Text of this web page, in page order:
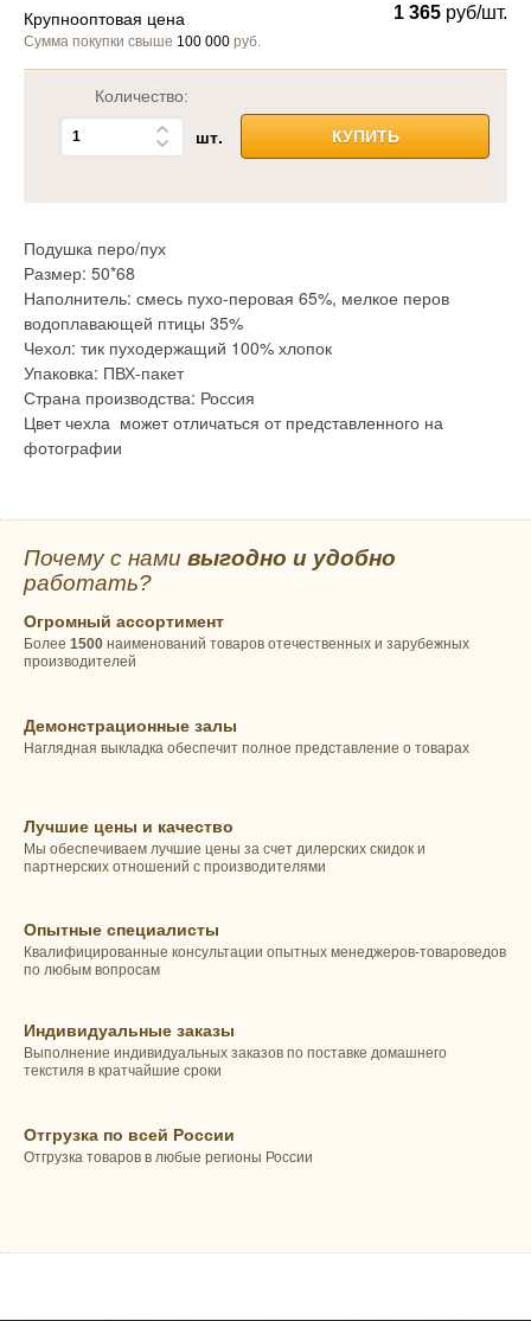
Крупнооптовая цена
Сумма покупки свыше 100 000 руб.
1 365 руб/шт.
Количество:
шт. КУПИТЬ
Подушка перо/пух
Размер: 50*68
Наполнитель: смесь пухо-перовая 65%, мелкое перов
водоплавающей птицы 35%
Чехол: тик пуходержащий 100% хлопок
Упаковка: ПВХ-пакет
Страна производства: Россия
Цвет чехла может отличаться от представленного на
фотографии
Почему с нами выгодно и удобно
работать?
Огромный ассортимент
Более 1500 наименований товаров отечественных и зарубежных
производителей
Демонстрационные залы
Наглядная выкладка обеспечит полное представление о товарах
Лучшие цены и качество
Мы обеспечиваем лучшие цены за счет дилерских скидок и
партнерских отношений с производителями
Опытные специалисты
Квалифицированные консультации опытных менеджеров-товароведов
по любым вопросам
Индивидуальные заказы
Выполнение индивидуальных заказов по поставке домашнего
текстиля в кратчайшие сроки
Отгрузка по всей России
Отгрузка товаров в любые регионы России